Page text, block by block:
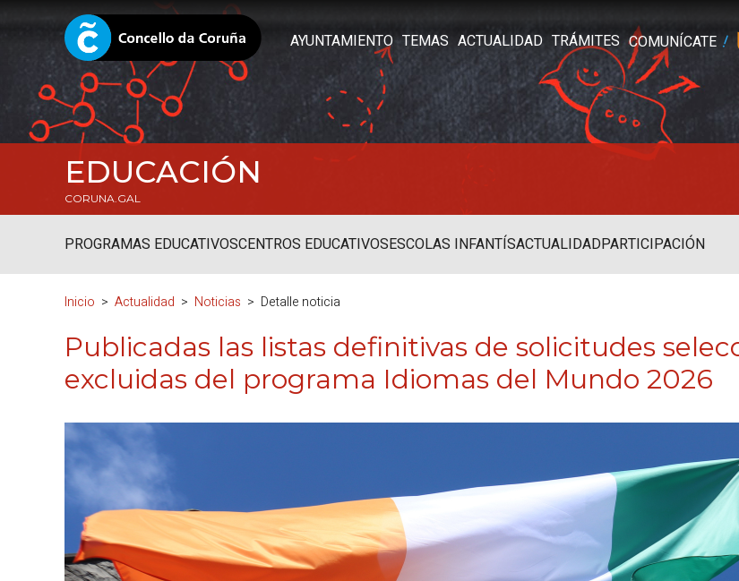
AYUNTAMIENTO TEMAS ACTUALIDAD TRÁMITES COMUNÍCATE
EDUCACIÓN
CORUNA.GAL
PROGRAMAS EDUCATIVOSCENTROS EDUCATIVOSESCOLAS INFANTÍSACTUALIDADPARTICIPACIÓN
Inicio Actualidad Noticias Detalle noticia
Publicadas las listas definitivas de solicitudes
excluidas del programa Idiomas del Mundo 2026